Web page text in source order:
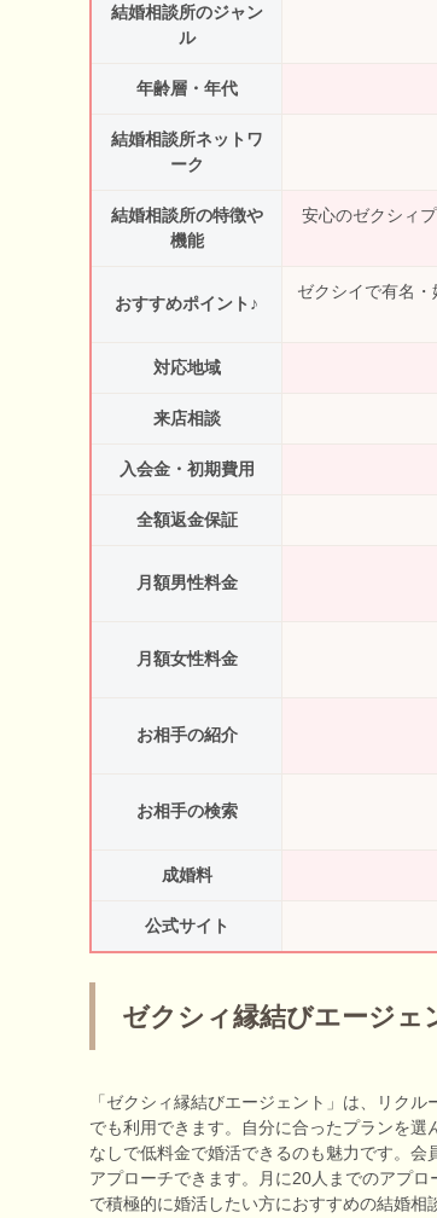
結婚相談所のジャン
ル
年齢層・年代
結婚相談所ネットワ
ーク
結婚相談所の特徴や
機能
安心のゼクシィ
おすすめポイント♪
ゼクシイで有名
対応地域
来店相談
入会金・初期費用
全額返金保証
月額男性料金
月額女性料金
お相手の紹介
お相手の検索
成婚料
公式サイト
ゼクシィ縁結びエージェ
「ゼクシィ縁結びエージェント」は、リク
でも利用できます。自分に合ったプランを
なしで低料金で婚活できるのも魅力です。
アプローチできます。月に20人までのアプ
で積極的に婚活したい方におすすめの結婚相